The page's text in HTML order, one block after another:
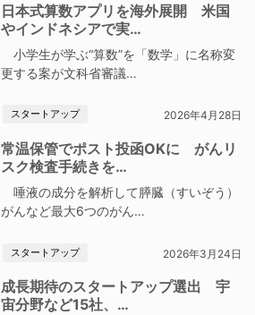
日本式算数アプリを海外展開 米国
やインドネシアで実…
小学生が学ぶ“算数”を「数学」に名称変
更する案が文科省審議…
スタートアップ 2026年4月28日
常温保管でポスト投函OKに がんリ
スク検査手続きを…
唾液の成分を解析して膵臓（すいぞう）
がんなど最大6つのがん…
スタートアップ 2026年3月24日
成長期待のスタートアップ選出 宇
宙分野など15社、…